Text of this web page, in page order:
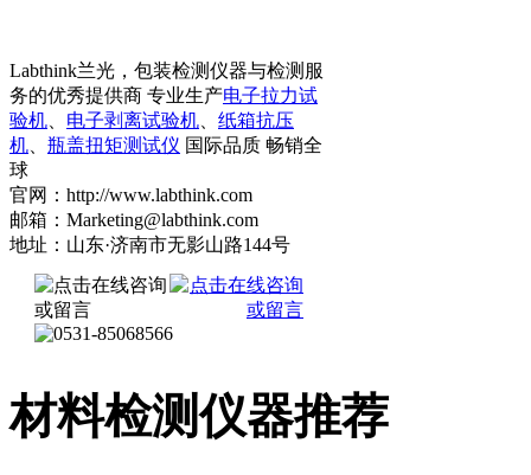
Labthink兰光，包装检测仪器与检测服
务的优秀提供商 专业生产电子拉力试
验机
电子剥离试验机
纸箱抗压
机
瓶盖扭矩测试仪 国际品质 畅销全
球
官网：http://www.labthink.com
邮箱：Marketing@labthink.com
地址：山东·济南市无影山路144号
材料检测仪器推荐